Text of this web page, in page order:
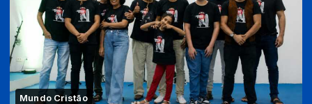
Mundo Cristão